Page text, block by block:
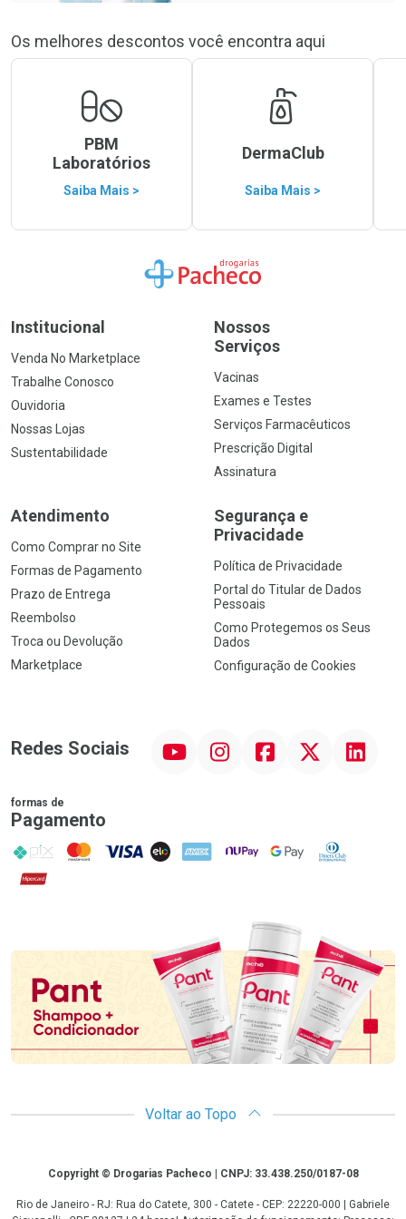
Os melhores descontos você encontra aqui
PBM
Laboratórios
Saiba Mais >
DermaClub
Saiba Mais >
Ir para a Home
Institucional
Venda No Marketplace
Trabalhe Conosco
Ouvidoria
Nossas Lojas
Sustentabilidade
Nossos
Serviços
Vacinas
Exames e Testes
Serviços Farmacêuticos
Prescrição Digital
Assinatura
Atendimento
Como Comprar no Site
Formas de Pagamento
Prazo de Entrega
Reembolso
Troca ou Devolução
Marketplace
Segurança e
Privacidade
Política de Privacidade
Portal do Titular de Dados
Pessoais
Como Protegemos os Seus
Dados
Configuração de Cookies
Redes Sociais InstagramFacebookTwitter Linkedin
formas de
Pagamento
PIX MasterCard
VISA ELO AMEX NuPay Google PayDiners Club
Hipercard
Voltar ao Topo
CopyrightCopyright © Drogarias Pacheco | CNPJ: 33.438.250/0187-08
Rio de Janeiro - RJ: Rua do Catete, 300 - Catete - CEP: 22220-000 | Gabriele